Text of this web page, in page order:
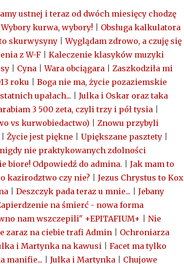
ustnej i teraz od dwóch miesięcy chodzę
Wybory kurwa, wybory!
Obsługa kalkulatora
skurwysyny |Wyglądam zdrowo, a czuję się
z W-F |Kaleczenie klasyków muzyki
Cyna |Wara obciągara |Zaszkodziła mi
roku |Boga nie ma, życie pozaziemskie
upałach... |Julka i Oskar oraz taka
3 500 zeta, czyli trzy i pół tysia
vs kurwobiedactwo) |Znowu przybyli
|Życie jest piękne |Upiększane pasztety
nie praktykowanych zdolności
biore! Odpowiedź do admina. |Jak mam to
kazirodztwo czy nie? |Jezus Chrystus to Kox
|Deszczyk pada teraz u mnie... |Jebany
na śmierć - nowa forma
nam wszczepili" +EPITAFIUM+ |Nie
zaraz na ciebie trafi Admin
Ochroniarza
i Martynka na kawusi |Facet ma tylko
manifie... |Julka i Martynka Chujowe